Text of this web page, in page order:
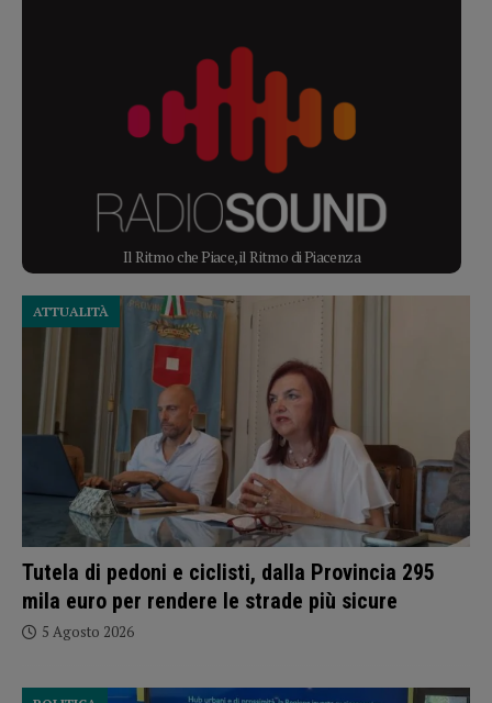
Il Ritmo che Piace, il Ritmo di Piacenza
Tutela di pedoni e ciclisti, dalla Provincia 295
mila euro per rendere le strade più sicure
ATTUALITÀ
5 Agosto 2026